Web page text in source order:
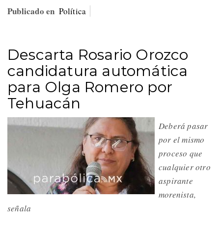
Publicado en Política
Descarta Rosario Orozco
candidatura automática
para Olga Romero por
Tehuacán
Deberá pasar
por el mismo
proceso que
cualquier otro
aspirante
morenista,
señala